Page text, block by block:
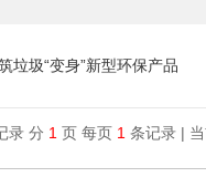
垃圾“变身”新型环保产品
录 分 1 页 每页 1 条记录 |